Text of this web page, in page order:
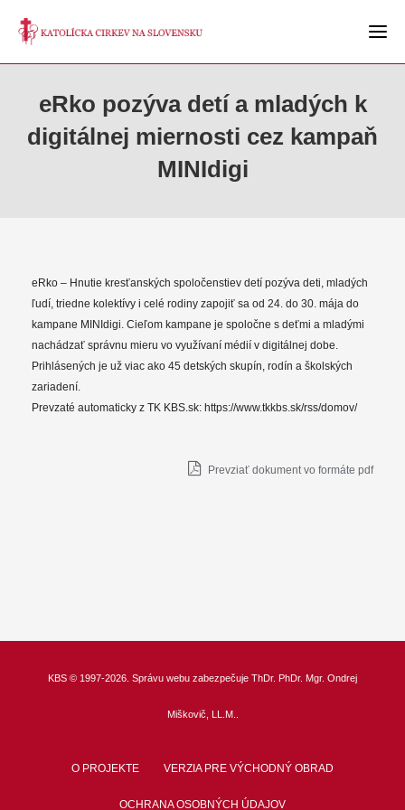
eRko pozýva detí a mladých k
digitálnej miernosti cez kampaň
MINIdigi
eRko – Hnutie kresťanských spoločenstiev detí pozýva deti, mladých
ľudí, triedne kolektívy i celé rodiny zapojiť sa od 24. do 30. mája do
kampane MINIdigi. Cieľom kampane je spoločne s deťmi a mladými
nachádzať správnu mieru vo využívaní médií v digitálnej dobe.
Prihlásených je už viac ako 45 detských skupín, rodín a školských
zariadení.
Prevzaté automaticky z TK KBS.sk: https://www.tkkbs.sk/rss/domov/
Prevziať dokument vo formáte pdf
KBS © 1997-2026. Správu webu zabezpečuje ThDr. PhDr. Mgr. Ondrej
Miškovič, LL.M.
O PROJEKTE VERZIA PRE VÝCHODNÝ OBRAD
OCHRANA OSOBNÝCH ÚDAJOV